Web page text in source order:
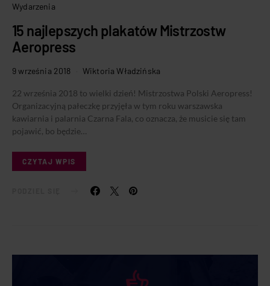
Wydarzenia
15 najlepszych plakatów Mistrzostw
Aeropress
9 września 2018 Wiktoria Władzińska
22 września 2018 to wielki dzień! Mistrzostwa Polski Aeropress!
Organizacyjną pałeczkę przyjęła w tym roku warszawska
kawiarnia i palarnia Czarna Fala, co oznacza, że musicie się tam
pojawić, bo będzie…
CZYTAJ WPIS